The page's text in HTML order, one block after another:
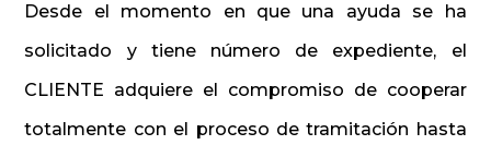
Desde el momento en que una ayuda se ha
solicitado y tiene número de expediente, el
CLIENTE adquiere el compromiso de cooperar
totalmente con el proceso de tramitación hasta